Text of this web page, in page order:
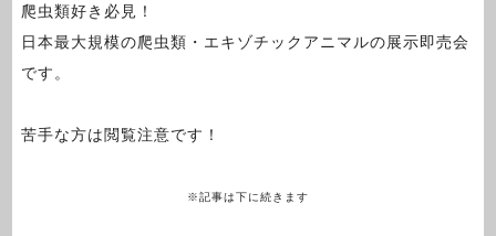
爬虫類好き必見！
日本最大規模の爬虫類・エキゾチックアニマルの展示即売会
です。
苦手な方は閲覧注意です！
※記事は下に続きます